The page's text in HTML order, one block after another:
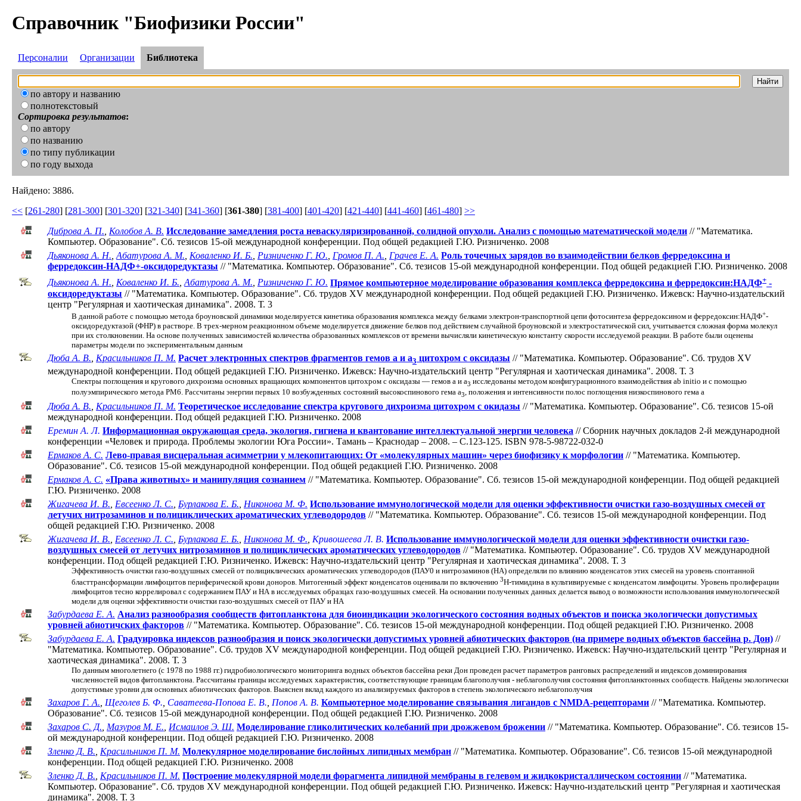
Справочник "Биофизики России"
Персоналии Организации Библиотека
по автору и названию
полнотекстовый
Сортировка результатов:
по автору
по названию
по типу публикации
по году выхода
Найдено: 3886.
<< [261-280] [281-300] [301-320] [321-340] [341-360] [361-380] [381-400] [401-420] [421-440] [441-460] [461-480] >>
Диброва А. П., Колобов А. В. Исследование замедления роста неваскуляризированной, солидной опухоли. Анализ с помощью математической модели // "Математика.
Компьютер. Образование". Cб. тезисов 15-ой международной конференции. Под общей редакцией Г.Ю. Ризниченко. 2008
Дьяконова А. Н.,Абатурова А. М., Коваленко И. Б., Ризниченко Г. Ю., Громов П. А., Грачев Е. А. Роль точечных зарядов во взаимодействии белков ферредоксина и
ферредоксин-НАДФ+-оксидоредуктазы // "Математика. Компьютер. Образование". Cб. тезисов 15-ой международной конференции. Под общей редакцией Г.Ю. Ризниченко. 2008
Дьяконова А. Н., Коваленко И. Б.,Абатурова А. М., Ризниченко Г. Ю. Прямое компьютерное моделирование образования комплекса ферредоксина и ферредоксин:НАДФ+ -
оксидоредуктазы // "Математика. Компьютер. Образование". Cб. трудов XV международной конференции. Под общей редакцией Г.Ю. Ризниченко. Ижевск: Научно-издательский
центр "Регулярная и хаотическая динамика". 2008. Т. 3
В данной работе с помощью метода броуновской динамики моделируется кинетика образования комплекса между белками электрон-транспортной цепи фотосинтеза ферредоксином и ферредоксин:НАДФ+-
оксидоредуктазой (ФНР) в растворе. В трех-мерном реакционном объеме моделируется движение белков под действием случайной броуновской и электростатической сил, учитывается сложная форма молекул
при их столкновении. На основе полученных зависимостей количества образованных комплексов от времени вычисляли кинетическую константу скорости исследуемой реакции. В работе были оценены
параметры модели по экспериментальным данным
Дюба А. В. Красильников П. М. Расчет электронных спектров фрагментов гемов a и a3 цитохром c оксидазы // "Математика. Компьютер. Образование". Cб. трудов XV
международной конференции. Под общей редакцией Г.Ю. Ризниченко. Ижевск: Научно-издательский центр "Регулярная и хаотическая динамика". 2008. Т. 3
Спектры поглощения и кругового дихроизма основных вращающих компонентов цитохром с оксидазы — гемов а и а3 исследованы методом конфигурационного взаимодействия ab initio и с помощью
полуэмпирического метода PM6. Рассчитаны энергии первых 10 возбужденных состояний высокоспинового гема а3, положения и интенсивности полос поглощения низкоспинового гема а
Дюба А. В. Красильников П. М. Теоретическое исследование спектра кругового дихроизма цитохром с окидазы // "Математика. Компьютер. Образование". Cб. тезисов 15-ой
международной конференции. Под общей редакцией Г.Ю. Ризниченко. 2008
Еремин А. Л. Информационная окружающая среда, экология, гигиена и квантование интеллектуальной энергии человека // Сборник научных докладов 2-й международной
конференции «Человек и природа. Проблемы экологии Юга России». Тамань – Краснодар – 2008. – С.123-125. ISBN 978-5-98722-032-0
Ермаков А. С. Лево-правая висцеральная асимметрии у млекопитающих: От «молекулярных машин» через биофизику к морфологии // "Математика. Компьютер.
Образование". Cб. тезисов 15-ой международной конференции. Под общей редакцией Г.Ю. Ризниченко. 2008
Ермаков А. С. «Права животных» и манипуляция сознанием // "Математика. Компьютер. Образование". Cб. тезисов 15-ой международной конференции. Под общей редакцией
Г.Ю. Ризниченко. 2008
Жигачева И. В. Евсеенко Л. С. Бурлакова Е. Б. Никонова М. Ф. Использование иммунологической модели для оценки эффективности очистки газо-воздушных смесей от
летучих нитрозаминов и полициклических ароматических углеводородов // "Математика. Компьютер. Образование". Cб. тезисов 15-ой международной конференции. Под
общей редакцией Г.Ю. Ризниченко. 2008
Жигачева И. В. Евсеенко Л. С. Бурлакова Е. Б. Никонова М. Ф. Кривошеева Л. В. Использование иммунологической модели для оценки эффективности очистки газо-
воздушных смесей от летучих нитрозаминов и полициклических ароматических углеводородов // "Математика. Компьютер. Образование". Cб. трудов XV международной
конференции. Под общей редакцией Г.Ю. Ризниченко. Ижевск: Научно-издательский центр "Регулярная и хаотическая динамика". 2008. Т. 3
Эффективность очистки газо-воздушных смесей от полициклических ароматических углеводородов (ПАУ0 и нитрозаминов (НА) определяли по влиянию конденсатов этих смесей на уровень спонтанной
бласттрансформации лимфоцитов периферической крови доноров. Митогенный эффект конденсатов оценивали по включению 3Н-тимидина в культивируемые с конденсатом лимфоциты. Уровень пролиферации
лимфоцитов тесно коррелировал с содержанием ПАУ и НА в исследуемых образцах газо-воздушных смесей. На основании полученных данных делается вывод о возможности использования иммунологической
модели для оценки эффективности очистки газо-воздушных смесей от ПАУ и НА
Забурдаева Е. А. Анализ разнообразия сообществ фитопланктона для биоиндикации экологического состояния водных объектов и поиска экологически допустимых
уровней абиотичских факторов // "Математика. Компьютер. Образование". Cб. тезисов 15-ой международной конференции. Под общей редакцией Г.Ю. Ризниченко. 2008
Забурдаева Е. А. Градуировка индексов разнообразия и поиск экологически допустимых уровней абиотических факторов (на примере водных объектов бассейна р. Дон) //
"Математика. Компьютер. Образование". Cб. трудов XV международной конференции. Под общей редакцией Г.Ю. Ризниченко. Ижевск: Научно-издательский центр "Регулярная и
хаотическая динамика". 2008. Т. 3
По данным многолетнего (с 1978 по 1988 гг.) гидробиологического мониторинга водных объектов бассейна реки Дон проведен расчет параметров ранговых распределений и индексов доминирования
численностей видов фитопланктона. Рассчитаны границы исследуемых характеристик, соответствующие границам благополучия - неблагополучия состояния фитопланктонных сообществ. Найдены экологически
допустимые уровни для основных абиотических факторов. Выяснен вклад каждого из анализируемых факторов в степень экологического неблагополучия
Захаров Г. А. Щеголев Б. Ф. Саватеева-Попова Е. В. Попов А. В. Компьютерное моделирование связывания лигандов с NMDA-рецепторами // "Математика. Компьютер.
Образование". Cб. тезисов 15-ой международной конференции. Под общей редакцией Г.Ю. Ризниченко. 2008
Захаров С. Д. Мазуров М. Е. Исмаилов Э. Ш. Моделирование гликолитических колебаний при дрожжевом брожении // "Математика. Компьютер. Образование". Cб. тезисов 15-
ой международной конференции. Под общей редакцией Г.Ю. Ризниченко. 2008
Зленко Д. В. Красильников П. М. Молекулярное моделирование бислойных липидных мембран // "Математика. Компьютер. Образование". Cб. тезисов 15-ой международной
конференции. Под общей редакцией Г.Ю. Ризниченко. 2008
Зленко Д. В. Красильников П. М. Построение молекулярной модели форагмента липидной мембраны в гелевом и жидкокристаллическом состоянии // "Математика.
Компьютер. Образование". Cб. трудов XV международной конференции. Под общей редакцией Г.Ю. Ризниченко. Ижевск: Научно-издательский центр "Регулярная и хаотическая
динамика". 2008. Т. 3